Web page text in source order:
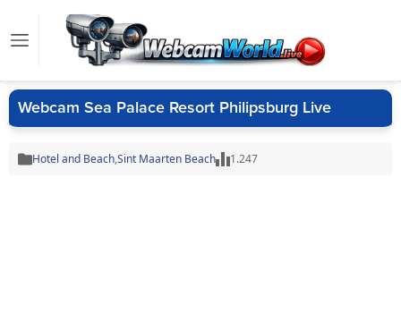
Webcam Sea Palace Resort Philipsburg Live
Hotel and Beach,Sint Maarten Beach 1.247